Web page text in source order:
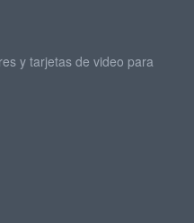
y tarjetas de video para